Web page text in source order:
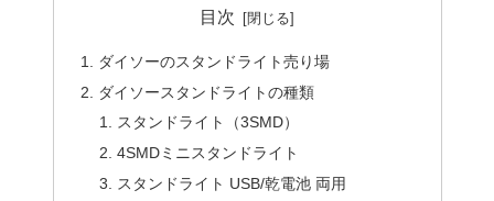
目次
ダイソーのスタンドライト売り場
ダイソースタンドライトの種類
スタンドライト（3SMD）
4SMDミニスタンドライト
スタンドライト USB/乾電池 両用